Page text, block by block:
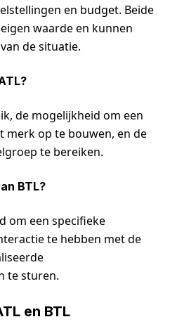
en budget. Beide
waarde en kunnen
de situatie.
de mogelijkheid om een
merk op te bouwen, en de
te bereiken.
BTL?
om een specifieke
te hebben met de
te sturen.
en BTL